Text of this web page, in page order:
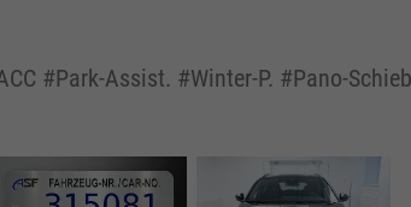
#Park-Assist. #Winter-P. #Pano-